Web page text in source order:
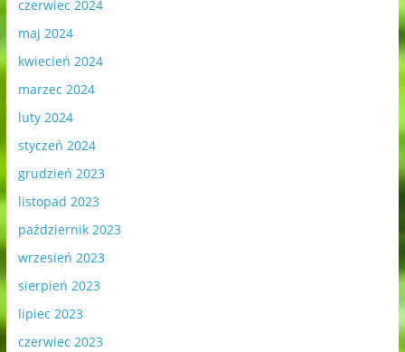
czerwiec 2024
maj 2024
kwiecień 2024
marzec 2024
luty 2024
styczeń 2024
grudzień 2023
listopad 2023
październik 2023
wrzesień 2023
sierpień 2023
lipiec 2023
czerwiec 2023